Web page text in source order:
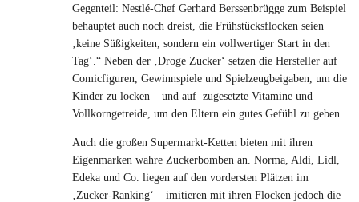
Gegenteil: Nestlé-Chef Gerhard Berssenbrügge zum Beispiel
behauptet auch noch dreist, die Frühstücksflocken seien
‚keine Süßigkeiten, sondern ein vollwertiger Start in den
Tag‘.“ Neben der ‚Droge Zucker‘ setzen die Hersteller auf
Comicfiguren, Gewinnspiele und Spielzeugbeigaben, um die
Kinder zu locken – und auf zugesetzte Vitamine und
Vollkorngetreide, um den Eltern ein gutes Gefühl zu geben.
Auch die großen Supermarkt-Ketten bieten mit ihren
Eigenmarken wahre Zuckerbomben an. Norma, Aldi, Lidl,
Edeka und Co. liegen auf den vordersten Plätzen im
‚Zucker-Ranking‘ – imitieren mit ihren Flocken jedoch die